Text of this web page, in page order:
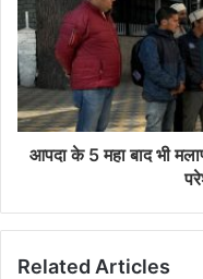
आपदा के 5 महा बाद भी
Related Articles